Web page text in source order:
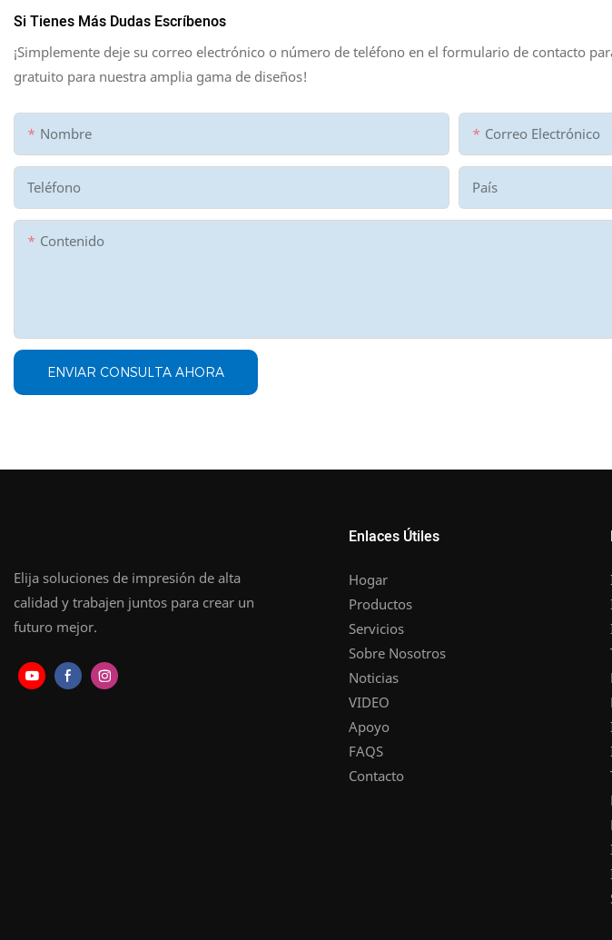
Si Tienes Más Dudas Escríbenos
¡Simplemente deje su correo electrónico o número de teléfono en el formulario de contacto
gratuito para nuestra amplia gama de diseños!
Nombre Correo Electrónico
Teléfono País
Contenido
ENVIAR CONSULTA AHORA
Elija soluciones de impresión de alta
calidad y trabajen juntos para crear un
futuro mejor.
Enlaces Útiles
Hogar
Productos
Servicios
Sobre Nosotros
Noticias
VIDEO
Apoyo
FAQS
Contacto